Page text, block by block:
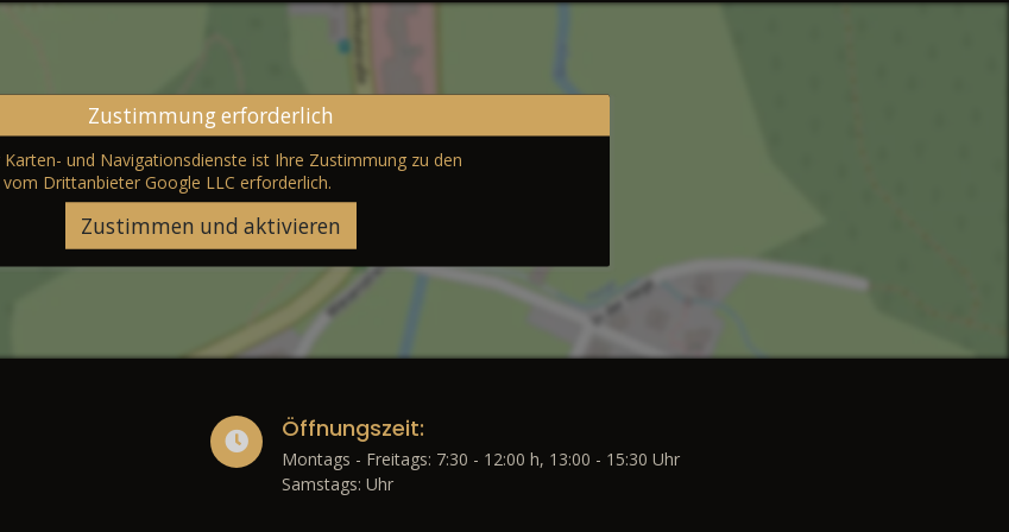
Zustimmung erforderlich
Karten- und Navigationsdienste ist Ihre Zustimmung zu den
Drittanbieter Google LLC erforderlich.
Zustimmen und aktivieren
Öffnungszeit:
Montags - Freitags: 7:30 - 12:00 h, 13:00 - 15:30 Uhr
Samstags: Uhr